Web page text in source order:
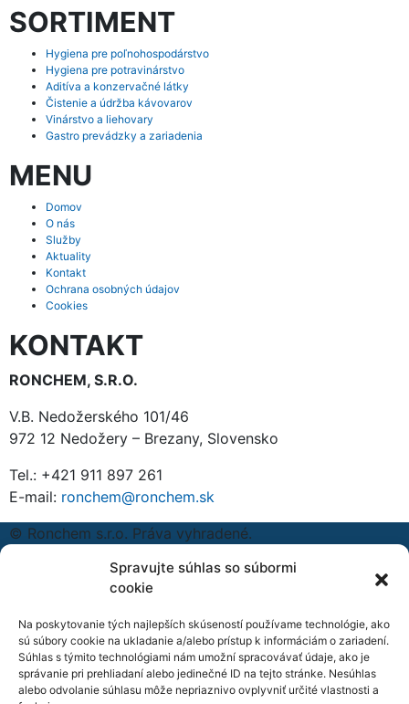
Spravujte súhlas so súbormi
cookie
Na poskytovanie tých najlepších skúseností používame technológie, ako
sú súbory cookie na ukladanie a/alebo prístup k informáciám o zariadení.
Súhlas s týmito technológiami nám umožní spracovávať údaje, ako je
správanie pri prehliadaní alebo jedinečné ID na tejto stránke. Nesúhlas
alebo odvolanie súhlasu môže nepriaznivo ovplyvniť určité vlastnosti a
SORTIMENT
Hygiena pre poľnohospodárstvo
Hygiena pre potravinárstvo
Aditíva a konzervačné látky
Čistenie a údržba kávovarov
Vinárstvo a liehovary
Gastro prevádzky a zariadenia
MENU
Domov
O nás
Služby
Aktuality
Kontakt
Ochrana osobných údajov
Cookies
KONTAKT
RONCHEM, S.R.O.
V.B. Nedožerského 101/46
972 12 Nedožery – Brezany, Slovensko
Tel.: +421 911 897 261
E-mail: ronchem@ronchem.sk
© Ronchem s.r.o. Práva vyhradené.
Hygiena pre poľnohospodárstvo
Hygiena pre potravinárstvo
Aditíva a konzervačné látky
Čistenie a údržba kávovarov
Vinárstvo a liehovary
Gastro prevádzky a zariadenia